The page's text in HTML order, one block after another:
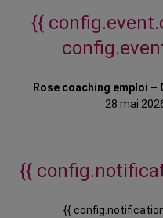
{{
Rose coaching emploi –
28 mai
{{
{{